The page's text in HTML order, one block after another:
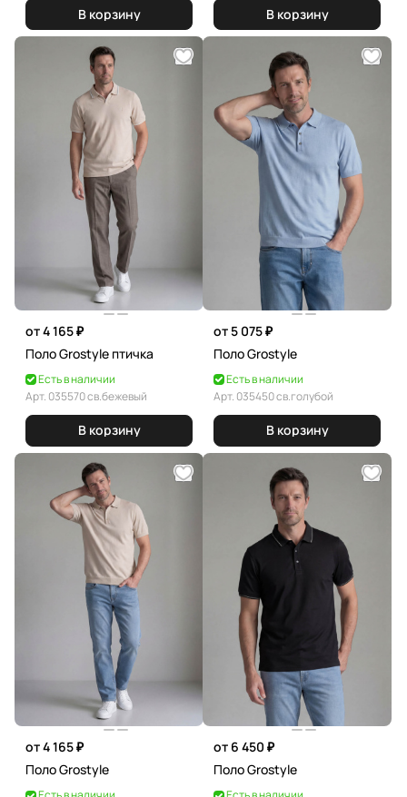
В корзину В корзину
от 4 165 ₽
Поло Grostyle птичка
Есть в наличии
Арт. 035570 св.бежевый
В корзину
от 5 075 ₽
Поло Grostyle
Есть в наличии
Арт. 035450 св.голубой
В корзину
от 4 165 ₽
Поло Grostyle
от 6 450 ₽
Поло Grostyle